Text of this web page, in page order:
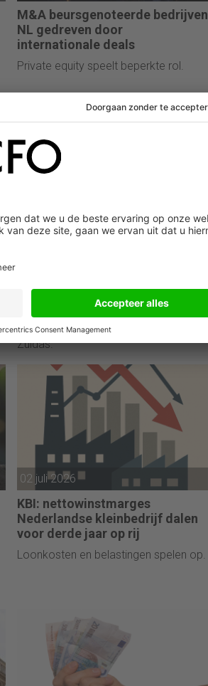
M&A beursgenoteerde bedrijven
NL gedreven door
internationale deals
Private equity speelt beperkte rol.
06 juli 2026
rekenen
Vastgoedbelegger NSI stopte met
kantoorproject Well House aan de
Zuidas.
02 juli 2026
KBI: nettowinstmarges
Nederlandse kleinbedrijf dalen
voor derde jaar op rij
Loonkosten en belastingen spelen op.